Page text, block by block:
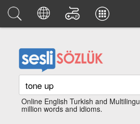
Online English Turkish and
million words and idioms.